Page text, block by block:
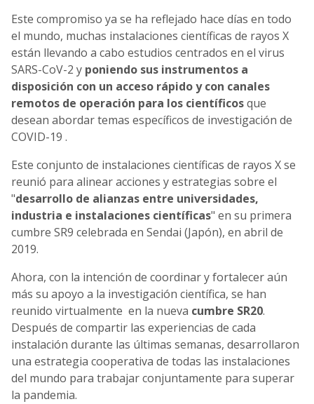
Este compromiso ya se ha reflejado hace días en todo
el mundo, muchas instalaciones científicas de rayos X
están llevando a cabo estudios centrados en el virus
SARS-CoV-2 y poniendo sus instrumentos a
disposición con un acceso rápido y con canales
remotos de operación para los científicosque
desean abordar temas específicos de investigación de
COVID-19 .
Este conjunto de instalaciones científicas de rayos X se
reunió para alinear acciones y estrategias sobre el
"desarrollo de alianzas entre universidades,
industria e instalaciones científicas" en su primera
cumbre SR9 celebrada en Sendai (Japón), en abril de
2019.
Ahora, con la intención de coordinar y fortalecer aún
más su apoyo a la investigación científica, se han
reunido virtualmente en la nueva cumbre SR20.
Después de compartir las experiencias de cada
instalación durante las últimas semanas, desarrollaron
una estrategia cooperativa de todas las instalaciones
del mundo para trabajar conjuntamente para superar
la pandemia.